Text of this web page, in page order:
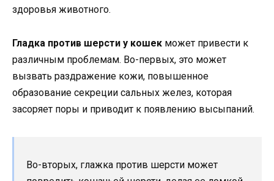
здоровья животного.
Гладка против шерсти у кошек может привести к
различным проблемам. Во-первых, это может
вызвать раздражение кожи, повышенное
образование секреции сальных желез, которая
засоряет поры и приводит к появлению высыпаний.
Во-вторых, глажка против шерсти может